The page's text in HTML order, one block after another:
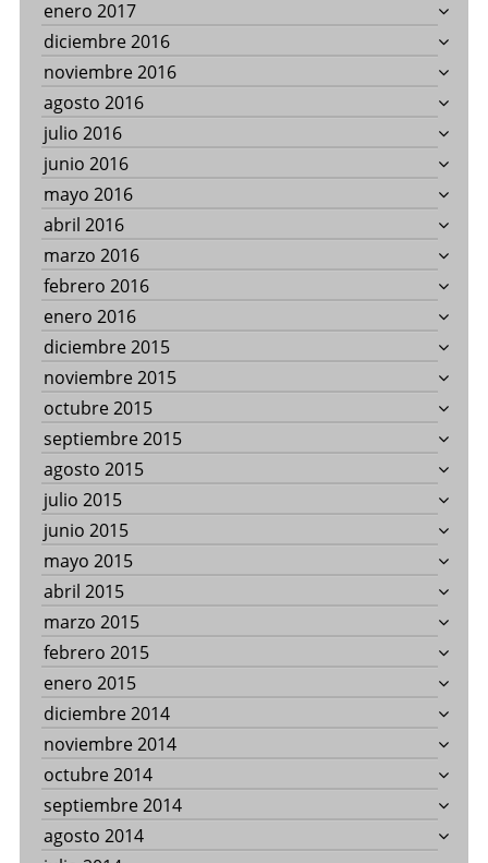
enero 2017
diciembre 2016
noviembre 2016
agosto 2016
julio 2016
junio 2016
mayo 2016
abril 2016
marzo 2016
febrero 2016
enero 2016
diciembre 2015
noviembre 2015
octubre 2015
septiembre 2015
agosto 2015
julio 2015
junio 2015
mayo 2015
abril 2015
marzo 2015
febrero 2015
enero 2015
diciembre 2014
noviembre 2014
octubre 2014
septiembre 2014
agosto 2014